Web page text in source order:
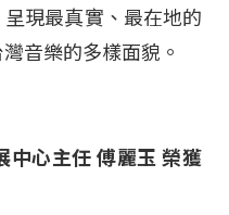
現最真實、最在地的
音樂的多樣面貌。
中心主任 傅麗玉 榮獲